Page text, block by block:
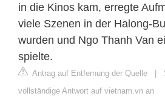
in die Kinos kam, erregte
viele Szenen in der Halong-
wurden und Ngo Thanh Van
spielte.
Antrag auf Entfernung der Quelle |
vollständige Antwort auf vietnam.vn an